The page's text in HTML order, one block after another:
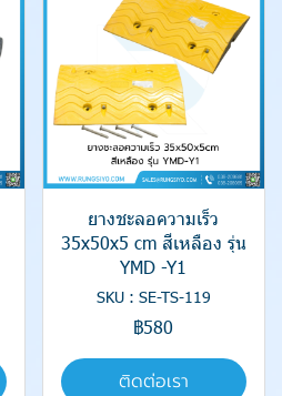
ยางชะลอความเร็ว
35x50x5 cm สีเหลือง รุ่น
YMD -Y1
SKU : SE-TS-119
฿580
ติดต่อเรา